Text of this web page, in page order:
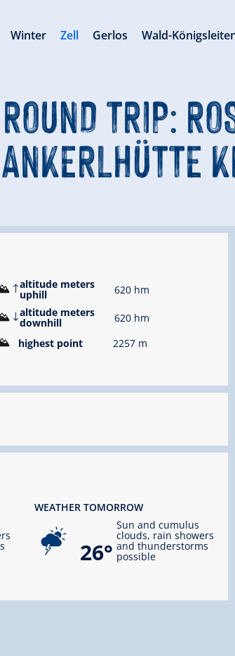
TRIP:
altitude meters
uphill
620 hm
altitude meters
downhill
620 hm
highest point
2257 m
WEATHER TOMORROW
26°
Sun and cumulus
clouds, rain showers
and thunderstorms
possible
Winter Zell Gerlos Wald-